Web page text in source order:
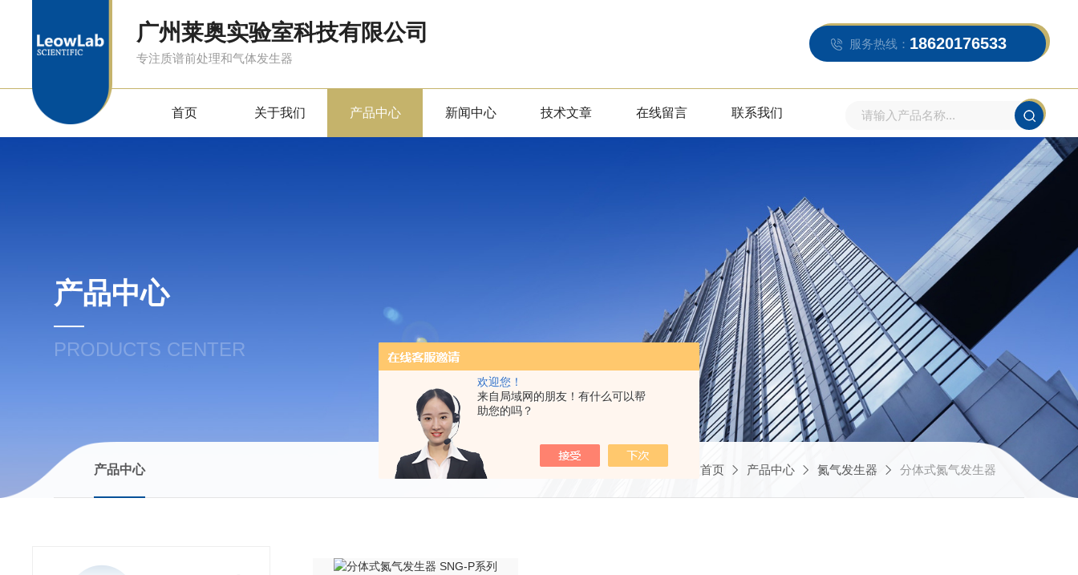
欢迎您！
来自局域网的朋友！有什么可以帮
助您的吗？
广州莱奥实验室科技有限公司
专注质谱前处理和气体发生器
服务热线： 18620176533
首页 关于我们 产品中心 新闻中心 技术文章 在线留言 联系我们
产品中心
PRODUCTS CENTER
产品中心 当前位置： 首页 产品中心 氮气发生器 分体式氮气发生器